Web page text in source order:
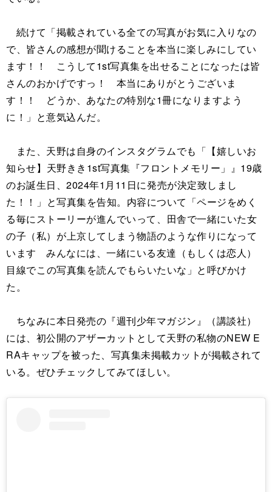
続けて「掲載されている全ての写真がお気に入りなの
で、皆さんの感想が聞けることを本当に楽しみにしてい
ます！！ こうして1st写真集を出せることになったは皆
さんのおかげですっ！ 本当にありがとうございま
す！！ どうか、あなたの特別な1冊になりますよう
に！」と意気込んだ。
また、天野は自身のインスタグラムでも「【嬉しいお
知らせ】⁣天野きき1st写真集『フロントメモリー」』19歳
のお誕生日、2024年1月11日に⁣発売が決定致しまし
た！！⁣」と写真集を告知。内容について「ページをめく
る毎にストーリーが進んでいって、⁣田舎で一緒にいた女
の子（私）が⁣上京してしまう物語のような作りになって
います みんなには、一緒にいる友達（もしくは恋人）
目線で⁣この写真集を読んでもらいたいな」と呼びかけ
た。
ちなみに本日発売の『週刊少年マガジン』（講談社）
には、初公開のアザーカットとして天野の私物のNEW E
RAキャップを被った、写真集未掲載カットが掲載されて
いる。ぜひチェックしてみてほしい。